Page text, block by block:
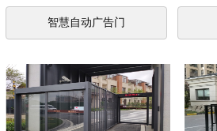
智慧自动广告门